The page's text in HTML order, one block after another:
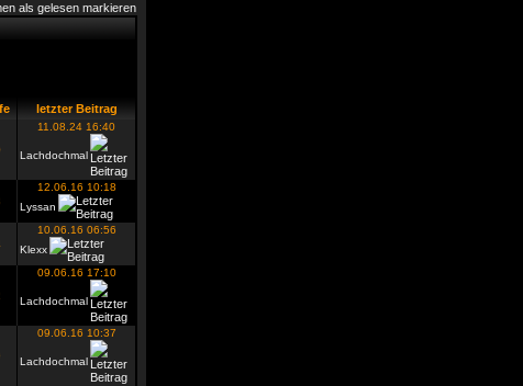
als gelesen markieren
letzter Beitrag
11.08.24 16:40
Lachdochmal
12.06.16 10:18
Lyssan
10.06.16 06:56
Klexx
09.06.16 17:10
Lachdochmal
09.06.16 10:37
Lachdochmal